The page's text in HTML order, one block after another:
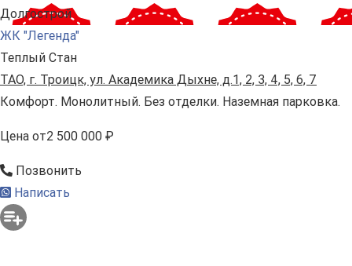
Долгострой
ЖК "Легенда"
Теплый Стан
ТАО, г. Троицк, ул. Академика Дыхне, д.1, 2, 3, 4, 5, 6, 7
Комфорт. Монолитный. Без отделки. Наземная парковка.
Цена от2 500 000 ₽
Позвонить
Написать